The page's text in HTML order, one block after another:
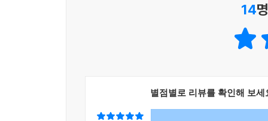
14
별점별로 리뷰를 확인해 보세